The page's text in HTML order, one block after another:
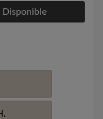
Disponible